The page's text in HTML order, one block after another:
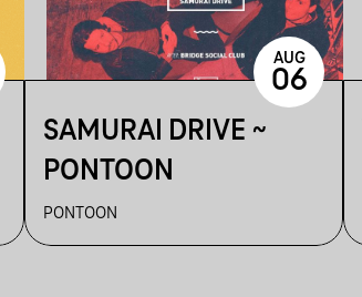
SAMURAI DRIVE ~
PONTOON
PONTOON
AUG
06